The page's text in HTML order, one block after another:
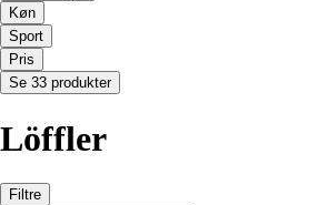
Køn
Sport
Pris
Se 33 produkter
Löffler
Filtre